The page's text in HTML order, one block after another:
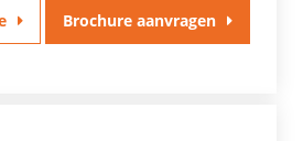
Brochure aanvragen